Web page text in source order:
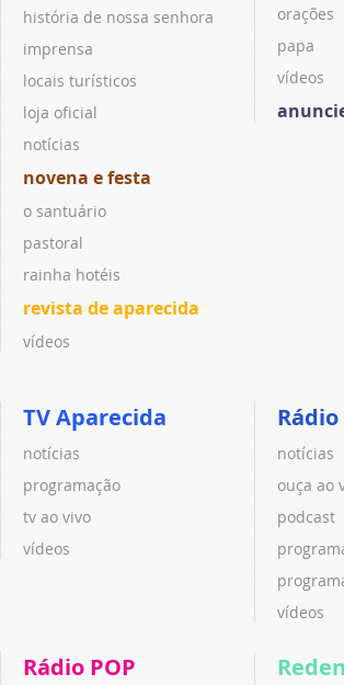
história de nossa senhora
imprensa
locais turísticos
loja oficial
notícias
novena e festa
o santuário
pastoral
rainha hotéis
revista de aparecida
vídeos
orações
papa
vídeos
TV Aparecida
notícias
programação
tv ao vivo
vídeos
notícias
ouça ao
podcast
vídeos
Rádio POP